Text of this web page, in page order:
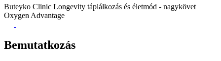
Buteyko Clinic Longevity táplálkozás és életmód - nagykövet
Oxygen Advantage
Bemutatkozás